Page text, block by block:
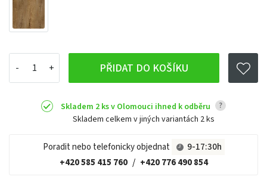
PŘIDAT DO KOŠÍKU
Skladem 2 ks v Olomouci ihned k odběru ?
Skladem celkem v jiných variantách 2 ks
Poradit nebo telefonicky objednat
9-17:30h
+420 585 415 760 / +420 776 490 854